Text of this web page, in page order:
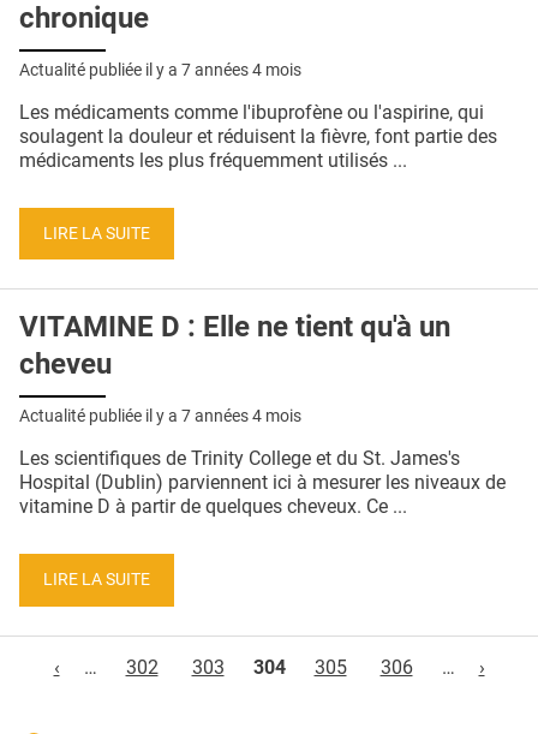
chronique
Actualité publiée il y a 7 années 4 mois
Les médicaments comme l'ibuprofène ou l'aspirine, qui
soulagent la douleur et réduisent la fièvre, font partie des
médicaments les plus fréquemment utilisés ...
LIRE LA SUITE
VITAMINE D : Elle ne tient qu'à un
cheveu
Actualité publiée il y a 7 années 4 mois
Les scientifiques de Trinity College et du St. James's
Hospital (Dublin) parviennent ici à mesurer les niveaux de
vitamine D à partir de quelques cheveux. Ce ...
LIRE LA SUITE
‹
… 302 303 304 305 306 … ›